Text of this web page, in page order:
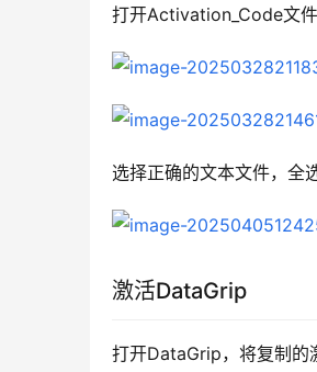
打开Activation_Code文
选择正确的文本文件，全
激活DataGrip
打开DataGrip，将复制的